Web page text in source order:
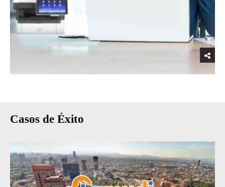
Casos de Éxito